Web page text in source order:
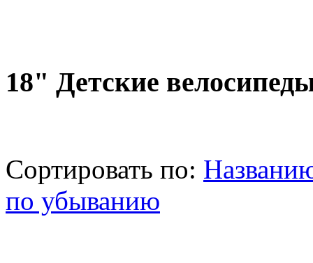
18" Детские
Сортировать по:
по убыванию